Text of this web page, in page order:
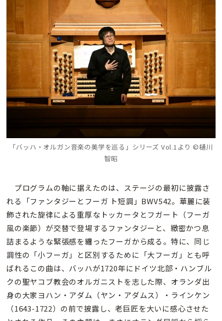
「バッハ・オルガン音楽の美学を巡る」シリーズ Vol.1より ©樋川
智昭
プログラムの軸に据えたのは、ステージの最初に披露さ
れる「ファンタジーとフーガ ト短調」BWV542。華麗に装
飾された旋律による重厚なトッカータとフガート（フーガ
風の楽節）が交替で登場するファンタジーと、緻密かつ息
詰まるような緊張感を纏ったフーガから成る。特に、同じ
調性の「小フーガ」と区別するために「大フーガ」とも呼
ばれるこの曲は、バッハが1720年にドイツ北部・ハンブル
クの聖ヤコブ教会のオルガニストを志した際、オランダ出
身の大家ヨハン・アダム（ヤン・アダムス）・ラインケン
（1643-1722）の前で披露し、老巨匠を大いに感心させた